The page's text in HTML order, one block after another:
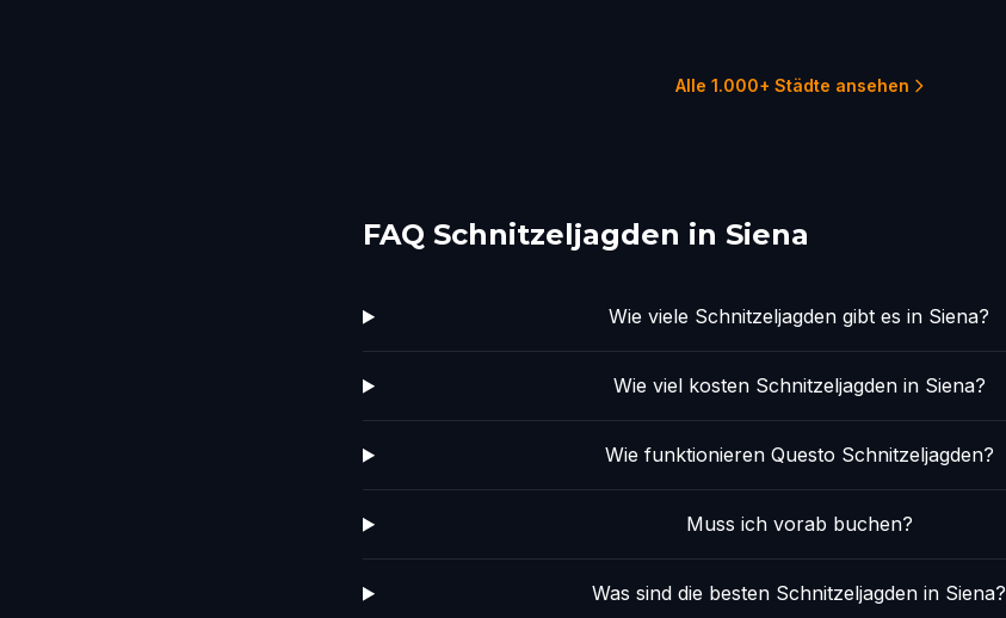
Alle 1.000+ Städte ansehen
FAQ Schnitzeljagden in Siena
Wie viele Schnitzeljagden gibt es in Siena?
Wie viel kosten Schnitzeljagden in Siena?
Wie funktionieren Questo Schnitzeljagden?
Muss ich vorab buchen?
Was sind die besten Schnitzeljagden in Siena?